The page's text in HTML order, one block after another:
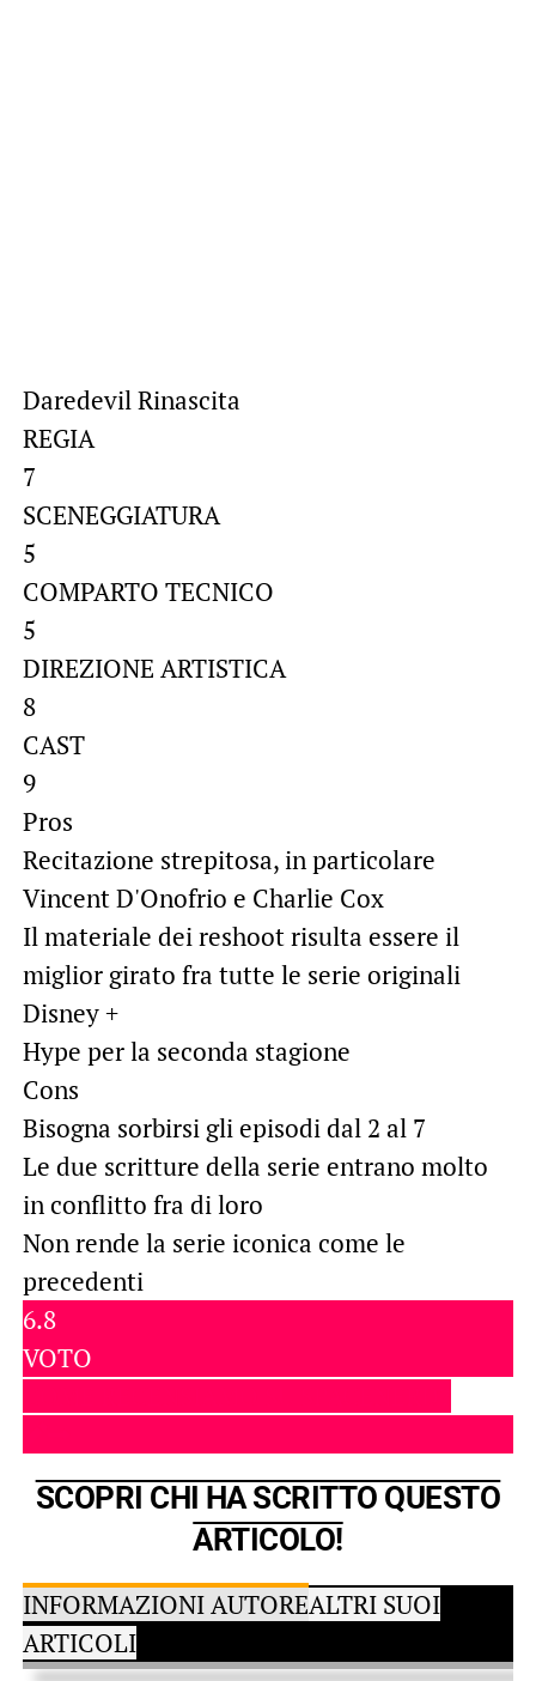
Daredevil Rinascita
REGIA
7
SCENEGGIATURA
5
COMPARTO TECNICO
5
DIREZIONE ARTISTICA
8
CAST
9
Pros
Recitazione strepitosa, in particolare
Vincent D'Onofrio e Charlie Cox
Il materiale dei reshoot risulta essere il
miglior girato fra tutte le serie originali
Disney +
Hype per la seconda stagione
Cons
Bisogna sorbirsi gli episodi dal 2 al 7
Le due scritture della serie entrano molto
in conflitto fra di loro
Non rende la serie iconica come le
precedenti
6.8
VOTO
SCOPRI CHI HA SCRITTO QUESTO
ARTICOLO!
INFORMAZIONI AUTOREALTRI SUOI
ARTICOLI